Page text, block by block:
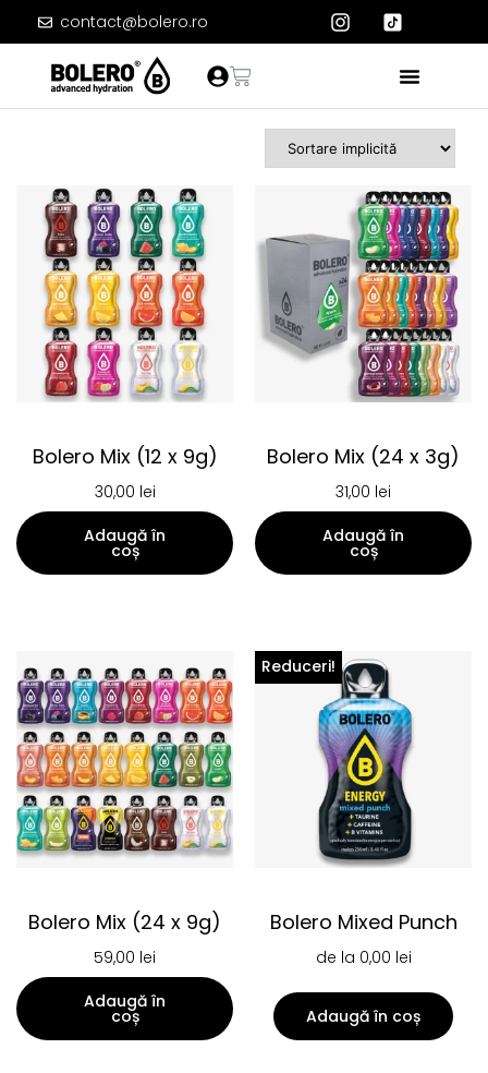
contact@bolero.ro
Bolero Mix (12 x 9g)
30,00 lei
Adaugă în
coș
Bolero Mix (24 x 3g)
31,00 lei
Adaugă în
coș
Bolero Mix (24 x 9g)
59,00 lei
Adaugă în
coș
Reduceri!
Bolero Mixed Punch
de la 0,00 lei
Adaugă în coș